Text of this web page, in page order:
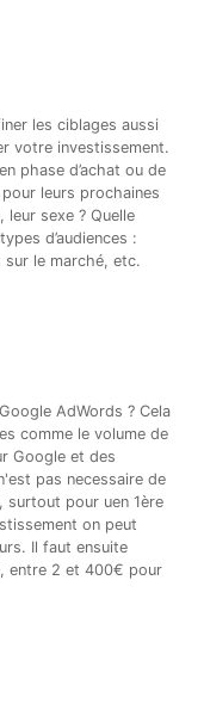
les ciblages aussi
votre investissement.
phase d’achat ou de
leurs prochaines
leur sexe ? Quelle
d’audiences :
sur le marché, etc.
AdWords ? Cela
comme le volume de
Google et des
pas necessaire de
surtout pour uen 1ère
on peut
Il faut ensuite
entre 2 et 400€ pour